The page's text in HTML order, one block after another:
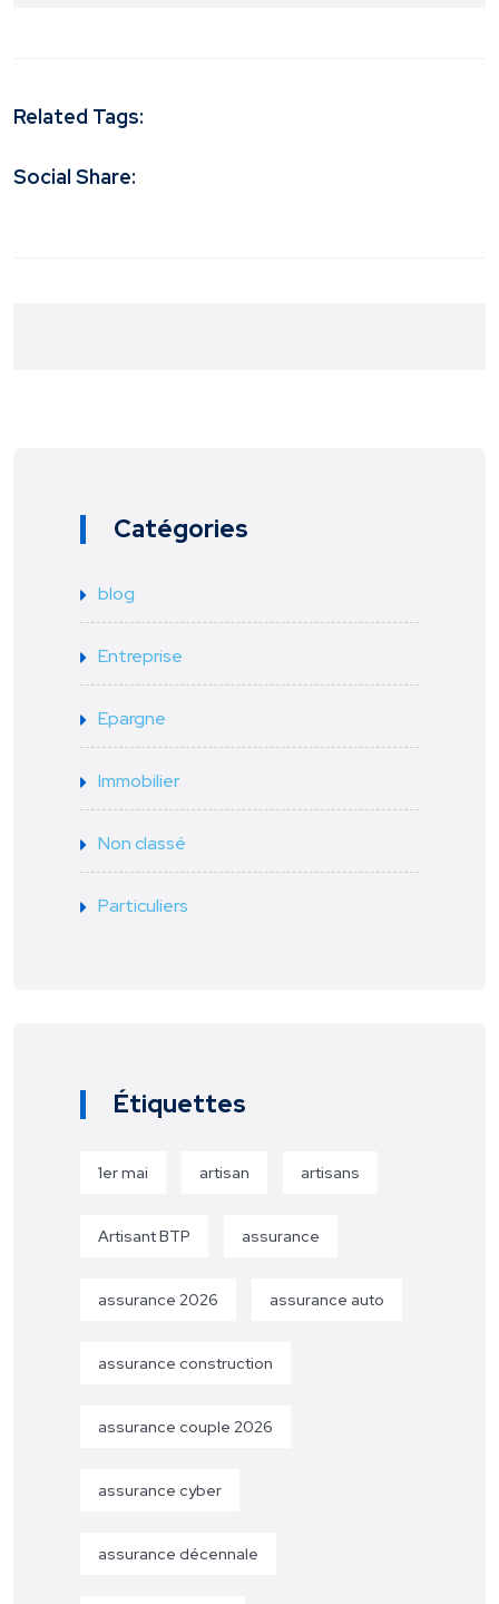
Related Tags:
Social Share:
Catégories
blog
Entreprise
Epargne
Immobilier
Non classé
Particuliers
Étiquettes
1er mai artisan artisans
Artisant BTP assurance
assurance 2026 assurance auto
assurance construction
assurance couple 2026
assurance cyber
assurance décennale